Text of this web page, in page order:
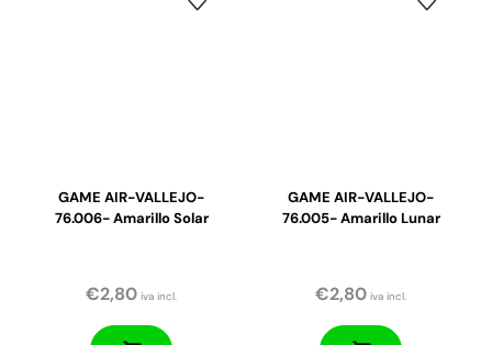
GAME AIR-VALLEJO-
76.006- Amarillo Solar
€2,80 iva incl.
GAME AIR-VALLEJO-
76.005- Amarillo Lunar
€2,80 iva incl.